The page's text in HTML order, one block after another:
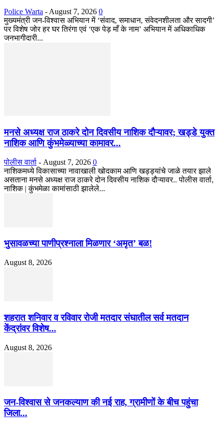
Police Warta - August 7, 2026 0
मुख्यमंत्री जन-विश्वास अभियान में ‘संवाद, समाधान, संवेदनशीलता और सादगी’
पर विशेष जोर हर घर तिरंगा एवं ‘एक पेड़ माँ के नाम’ अभियान में अधिकाधिक
जनभागीदारी...
मनसे अध्यक्ष राज ठाकरे दोन दिवसीय नाशिक दौऱ्यावर; खड्डे युक्त
नाशिक आणि कुंभमेळ्याच्या कामावर...
पोलीस वार्ता - August 7, 2026 0
नाशिकमध्ये विकासाच्या नावाखाली खोदकाम आणि खड्ड्यांचे जाळे तयार झाले
असताना मनसे अध्यक्ष राज ठाकरे दोन दिवसीय नाशिक दौऱ्यावर.. पोलीस वार्ता,
नाशिक | कुंभमेळा कामांसाठी झालेले...
भुसावळच्या पाणीप्रश्नाला मिळणार ‘अमृत’ बळ!
August 8, 2026
शहरात शनिवार व रविवार रोजी मतदार संघातील सर्व मतदान
केंद्रांवर विशेष...
August 8, 2026
जन-विश्वास से जनकल्याण की नई राह, ग्रामीणों के बीच पहुंचा
जिला...